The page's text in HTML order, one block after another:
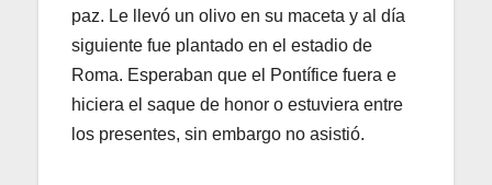
paz. Le llevó un olivo en su maceta y al día
siguiente fue plantado en el estadio de
Roma. Esperaban que el Pontífice fuera e
hiciera el saque de honor o estuviera entre
los presentes, sin embargo no asistió.